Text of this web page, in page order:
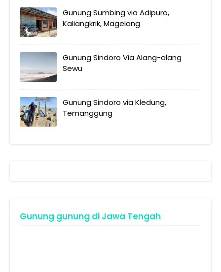
Gunung Sumbing via Adipuro,
Kaliangkrik, Magelang
Gunung Sindoro Via Alang-alang
Sewu
Gunung Sindoro via Kledung,
Temanggung
Gunung gunung di Jawa Tengah